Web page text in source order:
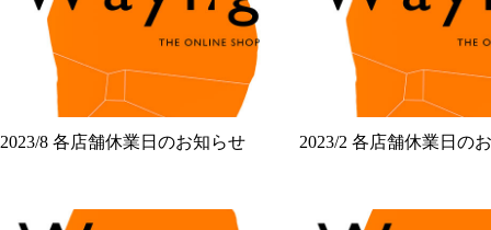
2023/8 各店舗休業日のお知らせ 2023/2 各店舗休業日の